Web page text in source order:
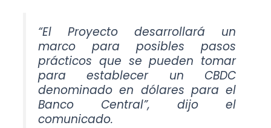
“El Proyecto desarrollará un
marco para posibles pasos
prácticos que se pueden tomar
para establecer un CBDC
denominado en dólares para el
Banco Central”, dijo el
comunicado.